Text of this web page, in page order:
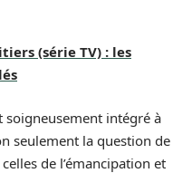
(série TV) : les
soigneusement intégré à
seulement la question de
de l’émancipation et